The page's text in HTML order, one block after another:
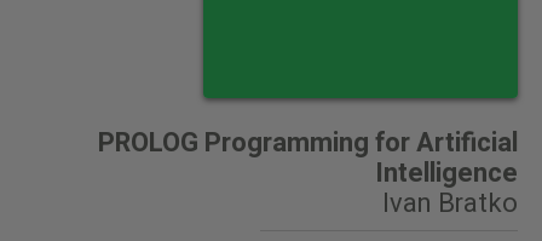
PROLOG Programming for Artificial
Intelligence
Ivan Bratko